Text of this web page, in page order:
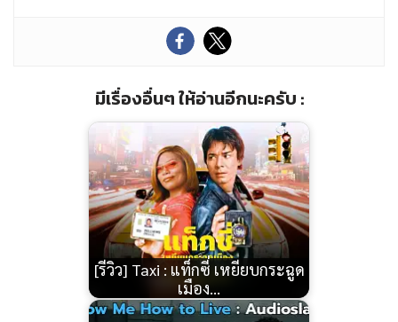
มีเรื่องอื่นๆ ให้อ่านอีกนะครับ :
[รีวิว] Taxi : แท็กซี่ เหยียบกระฉูด
เมือง…